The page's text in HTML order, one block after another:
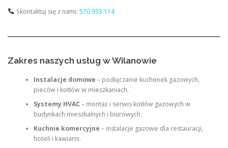
Skontaktuj się z nami: 570 933 114
Zakres naszych usług w Wilanowie
Instalacje domowe – podłączanie kuchenek gazowych,
pieców i kotłów w mieszkaniach.
Systemy HVAC– montaż i serwis kotłów gazowych w
budynkach mieszkalnych i biurowych.
Kuchnie komercyjne – instalacje gazowe dla restauracji,
hoteli i kawiarni.